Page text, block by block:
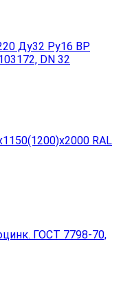
Ду32 Ру16 ВР
DN 32
RAL
ГОСТ 7798-70,